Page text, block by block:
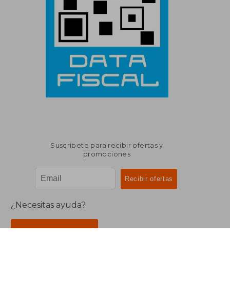
Suscríbete para recibir ofertas y
promociones
¿Necesitas ayuda?